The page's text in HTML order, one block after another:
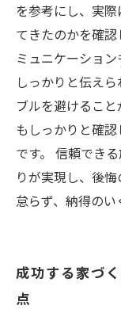
を参考にし、実
てきたのかを確
ミュニケーショ
しっかりと伝え
ブルを避けるこ
もしっかりと確
です。 信頼でき
りが実現し、後
怠らず、納得のい
成功する家づ
点